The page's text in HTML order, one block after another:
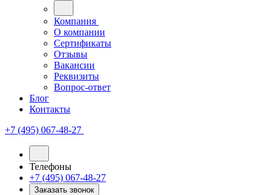
Компания
О компании
Сертификаты
Отзывы
Вакансии
Реквизиты
Вопрос-ответ
Блог
Контакты
+7 (495) 067-48-27
Телефоны
+7 (495) 067-48-27
Заказать звонок